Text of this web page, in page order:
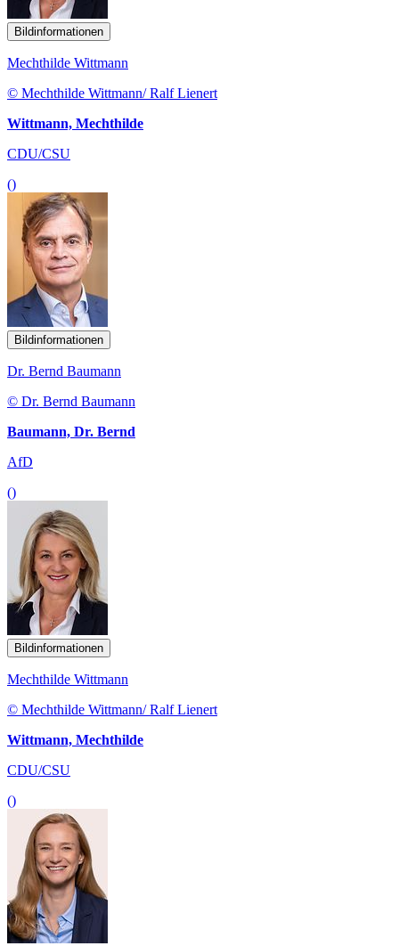
Bildinformationen
Mechthilde Wittmann
© Mechthilde Wittmann/ Ralf Lienert
Wittmann, Mechthilde
CDU/CSU
()
Bildinformationen
Dr. Bernd Baumann
© Dr. Bernd Baumann
Baumann, Dr. Bernd
AfD
()
Bildinformationen
Mechthilde Wittmann
© Mechthilde Wittmann/ Ralf Lienert
Wittmann, Mechthilde
CDU/CSU
()